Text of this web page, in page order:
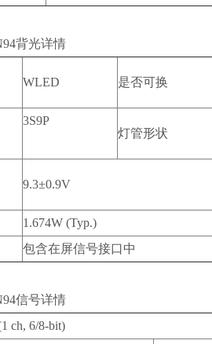
背光详情
WLED 是否可换
3S9P
灯管形状
9.3±0.9V
1.674W (Typ.)
包含在屏信号接口中
信号详情
ch, 6/8-bit)